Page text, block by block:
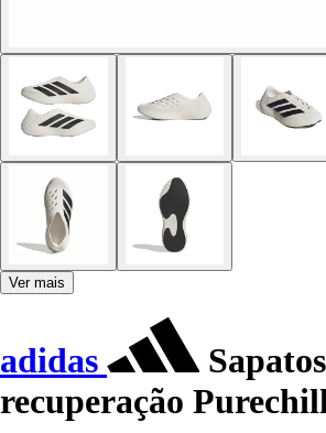
Ver mais
adidas
recuperação